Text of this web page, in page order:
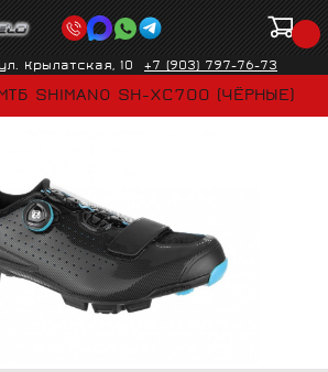
Крылатская, 10 +7 (903) 797-76-73
SHIMANO SH-XC700 (ЧЁРНЫЕ)